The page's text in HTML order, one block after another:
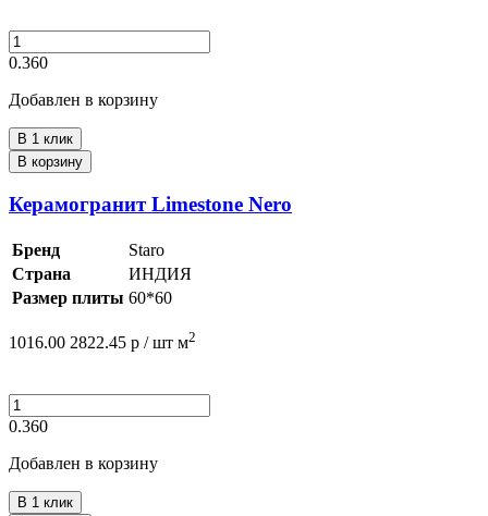
0.360
Добавлен в корзину
В 1 клик
В корзину
Керамогранит Limestone Nero
Бренд
Staro
Страна
ИНДИЯ
Размер плиты 60*60
1016.00 2822.45 р / шт м2
0.360
Добавлен в корзину
В 1 клик